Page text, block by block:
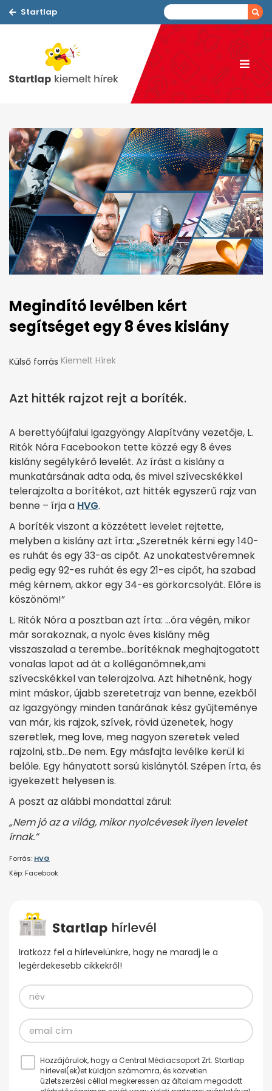
Startlap
Megindító levélben kért
segítséget egy 8 éves kislány
Külső forrás Kiemelt Hírek
Azt hitték rajzot rejt a boríték.
A berettyóújfalui Igazgyöngy Alapítvány vezetője, L.
Ritók Nóra Facebookon tette közzé egy 8 éves
kislány segélykérő levelét. Az írást a kislány a
munkatársának adta oda, és mivel szívecskékkel
telerajzolta a borítékot, azt hitték egyszerű rajz van
benne – írja a HVG.
A boríték viszont a közzétett levelet rejtette,
melyben a kislány azt írta: „Szeretnék kérni egy 140-
es ruhát és egy 33-as cipőt. Az unokatestvéremnek
pedig egy 92-es ruhát és egy 21-es cipőt, ha szabad
még kérnem, akkor egy 34-es görkorcsolyát. Előre is
köszönöm!”
L. Ritók Nóra a posztban azt írta: …óra végén, mikor
már sorakoznak, a nyolc éves kislány még
visszaszalad a terembe…borítéknak meghajtogatott
vonalas lapot ad át a kolléganőmnek,ami
szívecskékkel van telerajzolva. Azt hihetnénk, hogy
mint máskor, újabb szeretetrajz van benne, ezekből
az Igazgyöngy minden tanárának kész gyűjteménye
van már, kis rajzok, szívek, rövid üzenetek, hogy
szeretlek, meg love, meg nagyon szeretek veled
rajzolni, stb…De nem. Egy másfajta levélke kerül ki
belőle. Egy hányatott sorsú kislánytól. Szépen írta, és
igyekezett helyesen is.
A poszt az alábbi mondattal zárul:
„Nem jó az a világ, mikor nyolcévesek ilyen levelet
írnak.”
Forrás: HVG
Kép: Facebook
Iratkozz fel a hírlevelünkre, hogy ne maradj le a
legérdekesebb cikkekről!
Hozzájárulok, hogy a Central Médiacsoport Zrt. Startlap
hírlevel(ek)et küldjön számomra, és közvetlen
üzletszerzési céllal megkeressen az általam megadott